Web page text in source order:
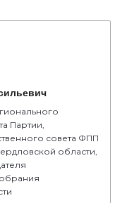
Партии,
совета ФПП
области,